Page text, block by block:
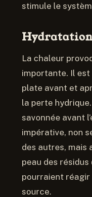
stimule le
La chaleur
importante. Il est
plate avant et
la perte
savonnée avant
impérative, non
des autres, mais
peau des
pourraient réagir
source.